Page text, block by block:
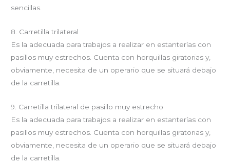
sencillas.
8. Carretilla trilateral
Es la adecuada para trabajos a realizar en estanterías con
pasillos muy estrechos. Cuenta con horquillas giratorias y,
obviamente, necesita de un operario que se situará debajo
de la carretilla.
9. Carretilla trilateral de pasillo muy estrecho
Es la adecuada para trabajos a realizar en estanterías con
pasillos muy estrechos. Cuenta con horquillas giratorias y,
obviamente, necesita de un operario que se situará debajo
de la carretilla.